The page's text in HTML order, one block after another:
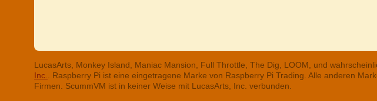
LucasArts, Monkey Island, Maniac Mansion, Full Throttle, The Dig, LOOM, und
Inc.
. Raspberry Pi ist eine eingetragene Marke von Raspberry Pi Trading. Alle anderen
Firmen. ScummVM ist in keiner Weise mit LucasArts, Inc. verbunden.